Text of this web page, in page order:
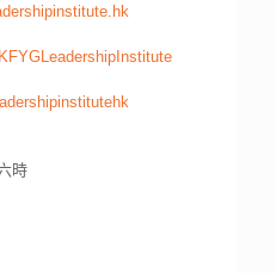
時